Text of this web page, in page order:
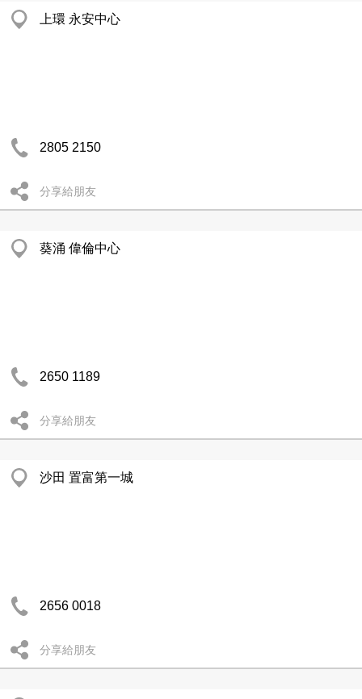
上環 永安中心
2805 2150
分享給朋友
葵涌 偉倫中心
2650 1189
分享給朋友
沙田 置富第一城
2656 0018
分享給朋友